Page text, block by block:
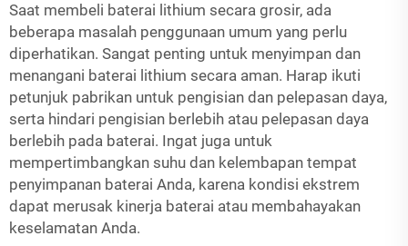
Saat membeli baterai lithium secara grosir, ada
beberapa masalah penggunaan umum yang perlu
diperhatikan. Sangat penting untuk menyimpan dan
menangani baterai lithium secara aman. Harap ikuti
petunjuk pabrikan untuk pengisian dan pelepasan daya,
serta hindari pengisian berlebih atau pelepasan daya
berlebih pada baterai. Ingat juga untuk
mempertimbangkan suhu dan kelembapan tempat
penyimpanan baterai Anda, karena kondisi ekstrem
dapat merusak kinerja baterai atau membahayakan
keselamatan Anda.